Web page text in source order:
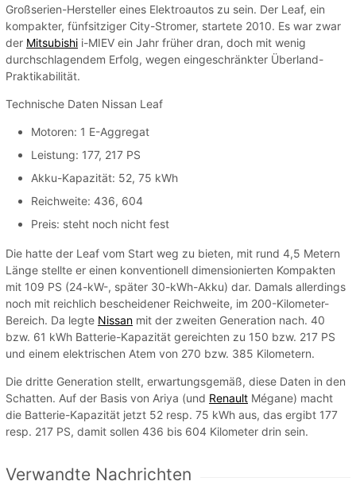
Großserien-Hersteller eines Elektroautos zu sein. Der Leaf, ein
kompakter, fünfsitziger City-Stromer, startete 2010. Es war zwar
der Mitsubishi i-MIEV ein Jahr früher dran, doch mit wenig
durchschlagendem Erfolg, wegen eingeschränkter Überland-
Praktikabilität.
Technische Daten Nissan Leaf
Motoren: 1 E-Aggregat
Leistung: 177, 217 PS
Akku-Kapazität: 52, 75 kWh
Reichweite: 436, 604
Preis: steht noch nicht fest
Die hatte der Leaf vom Start weg zu bieten, mit rund 4,5 Metern
Länge stellte er einen konventionell dimensionierten Kompakten
mit 109 PS (24-kW-, später 30-kWh-Akku) dar. Damals allerdings
noch mit reichlich bescheidener Reichweite, im 200-Kilometer-
Bereich. Da legte Nissan mit der zweiten Generation nach. 40
bzw. 61 kWh Batterie-Kapazität gereichten zu 150 bzw. 217 PS
und einem elektrischen Atem von 270 bzw. 385 Kilometern.
Die dritte Generation stellt, erwartungsgemäß, diese Daten in den
Schatten. Auf der Basis von Ariya (und Renault Mégane) macht
die Batterie-Kapazität jetzt 52 resp. 75 kWh aus, das ergibt 177
resp. 217 PS, damit sollen 436 bis 604 Kilometer drin sein.
Verwandte Nachrichten